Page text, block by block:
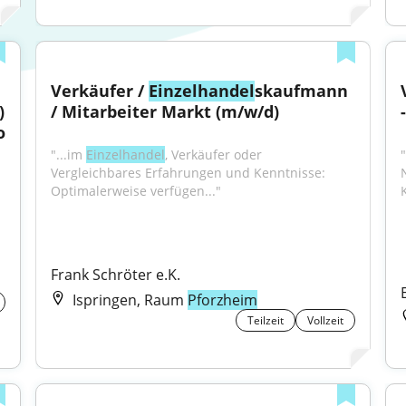
Verkäufer / Einzelhandelskaufmann
/ Mitarbeiter Markt (m/w/d)
"...im Einzelhandel, Verkäufer oder
Vergleichbares Erfahrungen und Kenntnisse:
Optimalerweise verfügen..."
Frank Schröter e.K.
Ispringen, Raum Pforzheim
Teilzeit Vollzeit